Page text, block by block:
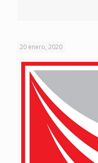
20 enero, 2020